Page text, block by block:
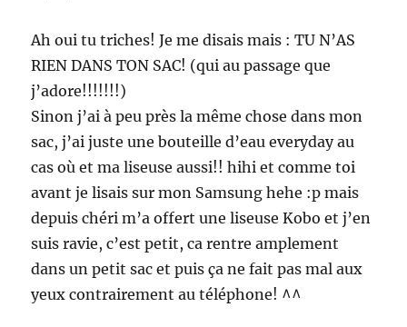
Ah oui tu triches! Je me disais mais : TU N’AS
RIEN DANS TON SAC! (qui au passage que
j’adore!!!!!!!)
Sinon j’ai à peu près la même chose dans mon
sac, j’ai juste une bouteille d’eau everyday au
cas où et ma liseuse aussi!! hihi et comme toi
avant je lisais sur mon Samsung hehe :p mais
depuis chéri m’a offert une liseuse Kobo et j’en
suis ravie, c’est petit, ca rentre amplement
dans un petit sac et puis ça ne fait pas mal aux
yeux contrairement au téléphone! ^^